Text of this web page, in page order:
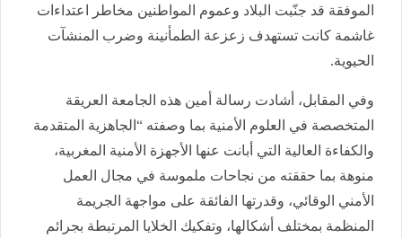
الموفقة قد جنّبت البلاد وعموم المواطنين مخاطر اعتداءات
غاشمة كانت تستهدف زعزعة الطمأنينة وضرب المنشآت
الحيوية.
وفي المقابل، أشادت رسالة أمين هذه الجامعة العريقة
المتخصصة في العلوم الأمنية بما وصفته “الجاهزية المتقدمة
والكفاءة العالية التي أبانت عنها الأجهزة الأمنية المغربية،
منوهة بما حققته من نجاحات ملموسة في مجال العمل
الأمني الوقائي، وقدرتها الفائقة على مواجهة الجريمة
المنظمة بمختلف أشكالها، وتفكيك الخلايا المرتبطة بجرائم